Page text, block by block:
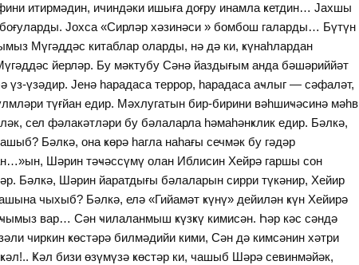
итирмәдин, ичиндәки ишыға доғру инамла ҝетдин… Јахшы
Јохса «Сирләр хәзинәси » бомбош галарды… Бүтүн
Мүгәддәс китаблар оларды, нә дә ки, ҝүнаһлардан
йерләр. Бу мәктубу Сәнә йаздығым анда бәшәриййәт
үзәдир. Јенә һарадаса террор, һарадаса аҹлыг — сәфаләт,
түғйан едир. Мәхлугатын бир-бирини вәһшиҹәсинә мәһв
сел фәлакәтләри бу бәлаларла һәмаһәнҝлик едир. Бәлкә,
Бәлкә, она ҝөрә һагла наһағы сечмәк бу гәдәр
Шәрин тәҹәссүмү олан Иблисин Хейрә гаршы сон
Бәлкә, Шәрин йаратдығы бәлаларын сирри түкәнир, Хейир
чыхыб? Бәлкә, елә «Гийамәт ҝүнү» дейилән ҝүн Хейирә
вар… Сән ҹилаланмыш ҝүзҝү кимисән. Һәр кәс сәндә
чиркин ҝөстәрә билмәдийи кими, Сән дә кимсәнин хәтри
Ҝәл бизи өзүмүзә ҝөстәр ки, чашыб Шәрә севинмәйәк,